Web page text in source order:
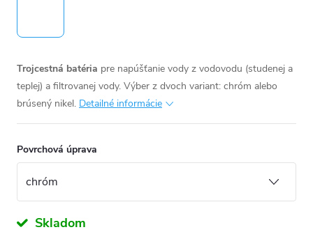
Trojcestná batéria pre napúšťanie vody z vodovodu (studenej a
teplej) a filtrovanej vody. Výber z dvoch variant: chróm alebo
brúsený nikel. Detailné informácie
Povrchová úprava
Skladom